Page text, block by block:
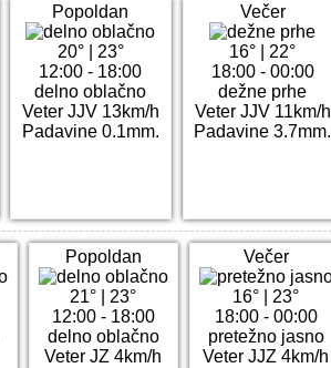
Popoldan
20°| 23°
12:00 - 18:00
delno oblačno
Veter JJV 13km/h
Padavine 0.1mm.
Večer
16°
22°
18:00 - 00:00
dežne prhe
Veter JJV 11km/h
Padavine 3.7mm.
Popoldan
21°
23°
12:00 - 18:00
delno oblačno
Veter JZ 4km/h
Večer
16°
23°
18:00 - 00:00
pretežno jasno
Veter JJZ 4km/h